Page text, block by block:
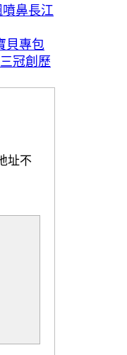
鼻長江
貝專包
冠創歷
址不